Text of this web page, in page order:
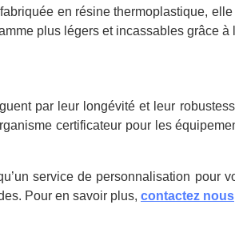
en résine thermoplastique,
plus légers et incassables grâce à
par leur longévité et leur
certificateur pour les
service de personnalisation pour
Pour en savoir plus, contactez nous